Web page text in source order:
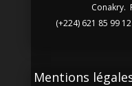
Conakry.
(+224) 621 85 99
Mentions